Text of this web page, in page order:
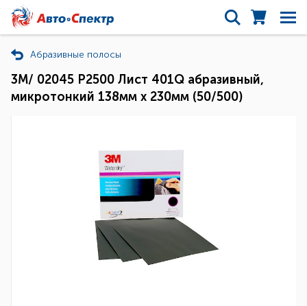
Абразивные полосы
3M/ 02045 P2500 Лист 401Q абразивный,
микротонкий 138мм х 230мм (50/500)